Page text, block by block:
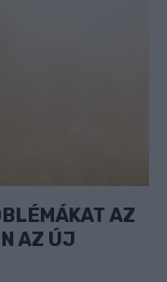
AZ
AZ ÚJ